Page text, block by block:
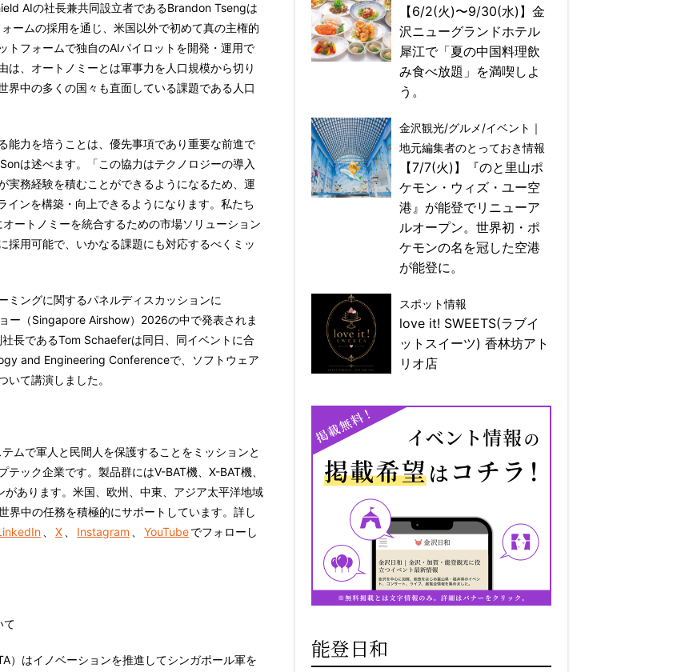
AIの社長兼共同設立者であるBrandon Tsengは
ームの採用を通じ、米国以外で初めて真の主権的
トフォームで独自のAIパイロットを開発・運用で
は、オートノミーとは軍事力を人口規模から切り
中の多くの国々も直面している課題である人口
能力を培うことは、優先事項であり重要な前進で
は述べます。「この協力はテクノロジーの導入
実務経験を積むことができるようになるため、運
インを構築・向上できるようになります。私たち
ートノミーを統合するための市場ソリューション
採用可能で、いかなる課題にも対応するべくミッ
ミングに関するパネルディスカッションに
ー（Singapore Airshow）2026の中で発表されま
長であるTom Schaeferは同日、同イベントに合
and Engineering Conferenceで、ソフトウェア
て講演しました。
ムで軍人と民間人を保護することをミッションと
ック企業です。製品群にはV-BAT機、X-BAT機、
あります。米国、欧州、中東、アジア太平洋地域
界中の任務を積極的にサポートしています。詳し
X Instagram YouTubeでフォローし
て
はイノベーションを推進してシンガポール軍を
【6/2(火)〜9/30(水)】金
沢ニューグランドホテル
犀江で「夏の中国料理飲
み食べ放題」を満喫しよ
う。
金沢観光/グルメ/イベント｜
地元編集者のとっておき情報
【7/7(火)】『のと里山ポ
ケモン・ウィズ・ユー空
港』が能登でリニューア
ルオープン。世界初・ポ
ケモンの名を冠した空港
が能登に。
スポット情報
love it! SWEETS(ラブイ
ットスイーツ) 香林坊アト
リオ店
能登日和